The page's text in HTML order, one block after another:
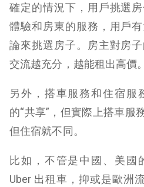
確定的情況下，用戶挑選
體驗和房東的服務，用戶
論來挑選房子。房主對房
交流越充分，越能租出高價。
另外，搭車服務和住宿服
的“共享”，但實際上搭車服
但住宿就不同。
比如，不管是中國、美國
Uber 出租車，抑或是歐洲